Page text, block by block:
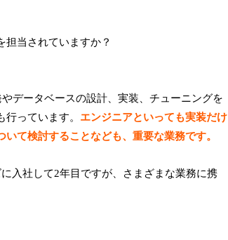
担当されていますか？
データベースの設計、実装、チューニングを
っています。 エンジニアといっても実装だけ
て検討することなども、重要な業務です。
入社して2年目ですが、さまざまな業務に携